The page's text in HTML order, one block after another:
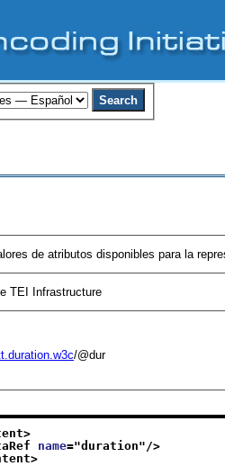
de atributos disponibles para la
TEI Infrastructure
/@dur
name="duration"/>